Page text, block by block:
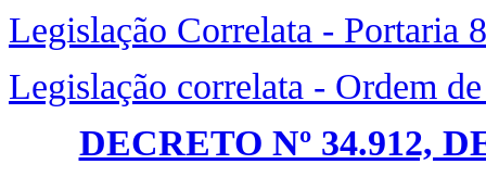
Legislação Correlata - Portaria
Legislação correlata - Ordem
DECRETO Nº 34.912,